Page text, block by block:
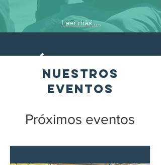
Leer más ...
sé parte del
cambio
¡Únete!
NUESTROS
EVENTOS
Próximos eventos